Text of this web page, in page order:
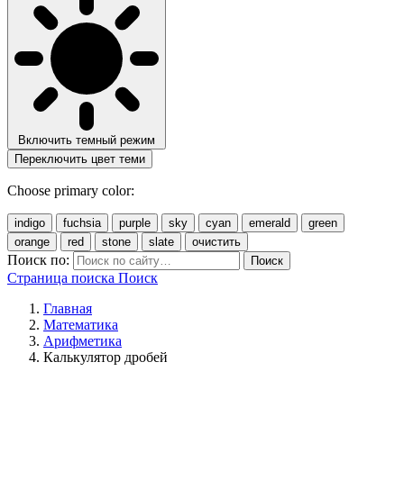
Включить темный режим
Переключить цвет теми
Choose primary color:
indigo fuchsia purple sky cyan emerald
green
orange
red stone slate очистить
Поиск по: Поиск
Страница поиска Поиск
Главная
Математика
Арифметика
Калькулятор дробей